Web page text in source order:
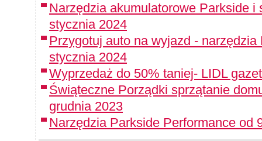
Narzędzia akumulatorowe Parkside i
stycznia 2024
Przygotuj auto na wyjazd -
stycznia 2024
Wyprzedaż do 50% taniej- LIDL
Świąteczne Porządki sprzątanie
grudnia 2023
Narzędzia Parkside Performance od